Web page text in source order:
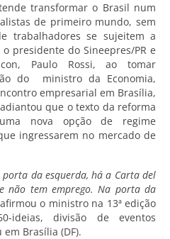
transformar o Brasil num
de primeiro mundo, sem
trabalhadores se sujeitem a
presidente do Sineepres/PR e
Paulo Rossi, ao tomar
do ministro da Economia,
empresarial em Brasília,
que o texto da reforma
nova opção de regime
ingressarem no mercado de
porta da esquerda, há a Carta del
não tem emprego. Na porta da
o ministro na 13ª edição
ideias, divisão de eventos
Brasília (DF).